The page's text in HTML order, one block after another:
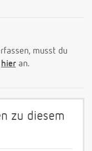
musst du
hier an.
zu diesem